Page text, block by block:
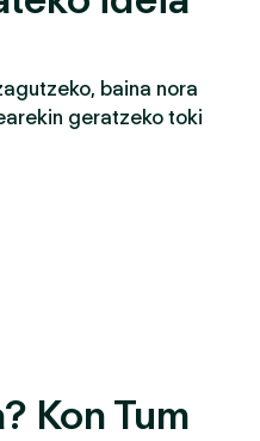
baina nora
geratzeko toki
Kon Tum